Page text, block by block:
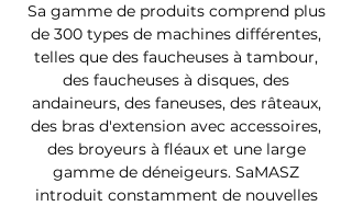
Sa gamme de produits comprend plus
de 300 types de machines différentes,
telles que des faucheuses à tambour,
des faucheuses à disques, des
andaineurs, des faneuses, des râteaux,
des bras d'extension avec accessoires,
des broyeurs à fléaux et une large
gamme de déneigeurs. SaMASZ
introduit constamment de nouvelles